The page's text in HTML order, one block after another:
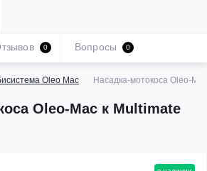
Oleo Mac Насадка-мотокоса Oleo-
Oleo-Mac к Multimate
0 Вопросы 0